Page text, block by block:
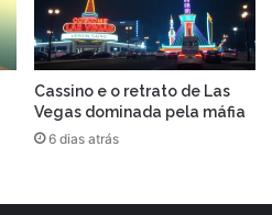
Cassino e o retrato de Las
Vegas dominada pela máfia
6 dias atrás